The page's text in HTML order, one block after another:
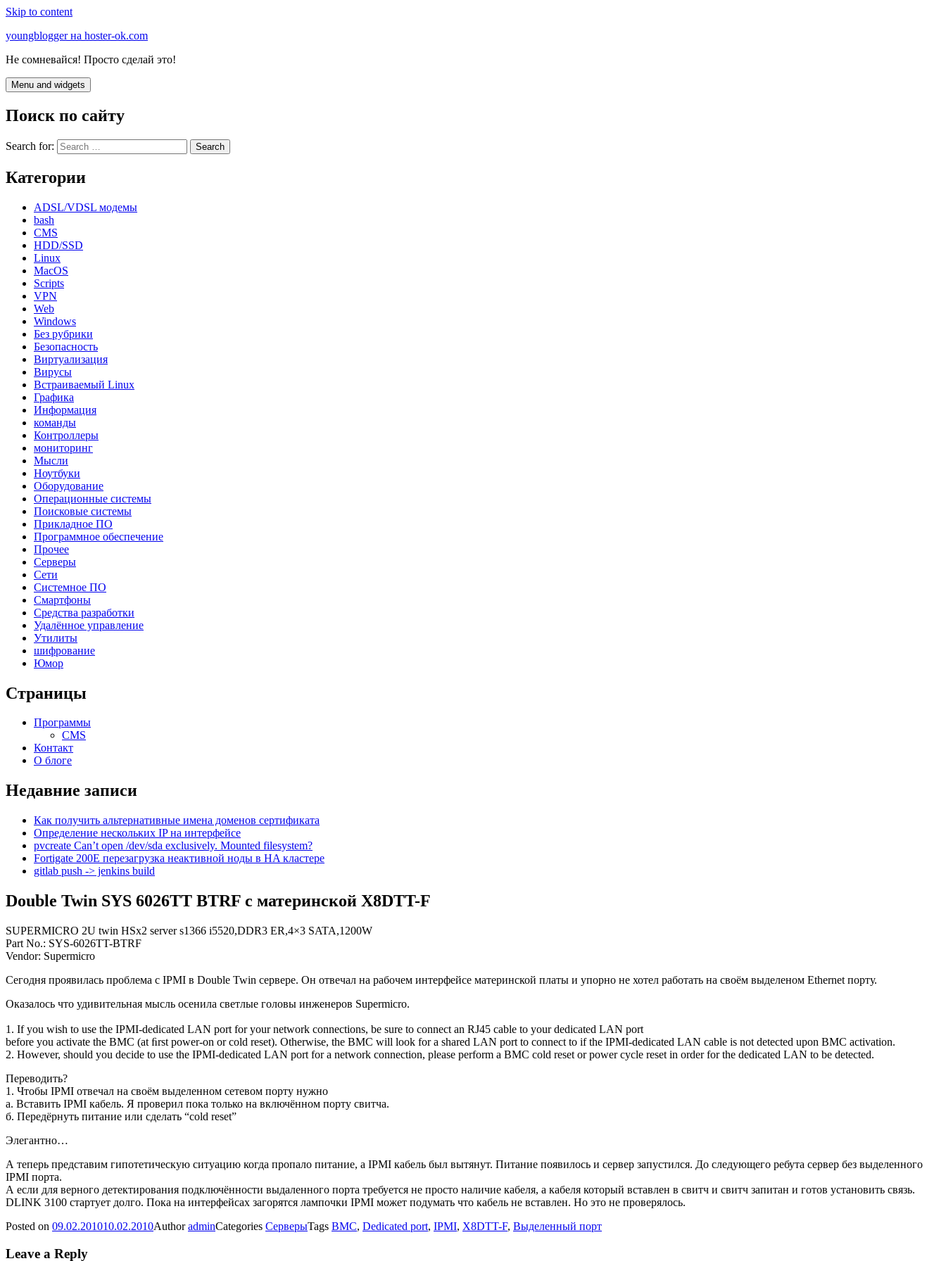
Skip to content
youngblogger на hoster-ok.com
Не сомневайся! Просто сделай это!
Menu and widgets
Поиск по сайту
Search for:
Категории
ADSL/VDSL модемы
bash
CMS
HDD/SSD
Linux
MacOS
Scripts
VPN
Web
Windows
Без рубрики
Безопасность
Виртуализация
Вирусы
Встраиваемый Linux
Графика
Информация
команды
Контроллеры
мониторинг
Мысли
Ноутбуки
Оборудование
Операционные системы
Поисковые системы
Прикладное ПО
Программное обеспечение
Прочее
Серверы
Сети
Системное ПО
Смартфоны
Средства разработки
Удалённое управление
Утилиты
шифрование
Юмор
Страницы
Программы
CMS
Контакт
О блоге
Недавние записи
Как получить альтернативные имена доменов сертификата
Определение нескольких IP на интерфейсе
pvcreate Can’t open /dev/sda exclusively. Mounted filesystem?
Fortigate 200E перезагрузка неактивной ноды в HA кластере
gitlab push -> jenkins build
Double Twin SYS 6026TT BTRF с материнской X8DTT-F
SUPERMICRO 2U twin HSx2 server s1366 i5520,DDR3 ER,4×3 SATA,1200W
Part No.: SYS-6026TT-BTRF
Vendor: Supermicro
Сегодня проявилась проблема с IPMI в Double Twin сервере. Он отвечал на рабочем интерфейсе материнской платы и упорно не хотел работать на своём выделеном Ethernet порту.
Оказалось что удивительная мысль осенила светлые головы инженеров Supermicro.
1. If you wish to use the IPMI-dedicated LAN port for your network connections, be sure to connect an RJ45 cable to your dedicated LAN port
before you activate the BMC (at ﬁrst power-on or cold reset). Otherwise, the BMC will look for a shared LAN port to connect to if the IPMI-dedicated LAN cable is not detected upon BMC activation.
2. However, should you decide to use the IPMI-dedicated LAN port for a network connection, please perform a BMC cold reset or power cycle reset in order for the dedicated LAN to be detected.
Переводить?
1. Чтобы IPMI отвечал на своём выделенном сетевом порту нужно
а. Вставить IPMI кабель. Я проверил пока только на включённом порту свитча.
б. Передёрнуть питание или сделать “cold reset”
Элегантно…
А теперь представим гипотетическую ситуацию когда пропало питание, а IPMI кабель был вытянут. Питание появилось и сервер запустился. До следующего ребута сервер без выделенного
IPMI порта.
А если для верного детектирования подключённости выдаленного порта требуется не просто наличие кабеля, а кабеля который вставлен в свитч и свитч запитан и готов установить связь.
DLINK 3100 стартует долго. Пока на интерфейсах загорятся лампочки IPMI может подумать что кабель не вставлен. Но это не проверялось.
Posted on 09.02.201010.02.2010AuthoradminCategories СерверыTags BMC, Dedicated port, IPMI, X8DTT-F, Выделенный порт
Leave a Reply